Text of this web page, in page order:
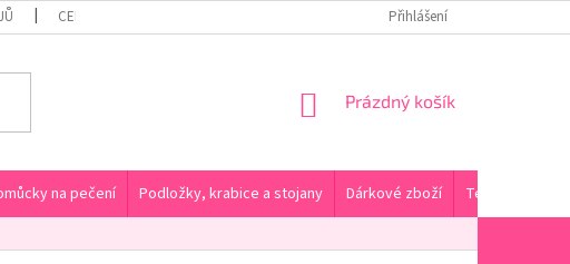
CENY DOPRAVY A PLATBA KONTAKTY A PRODEJNAPřihlášení
NÁKUPNÍ
Prázdný košík
na pečení Podložky, krabice a stojany Dárkové zboží Tématické